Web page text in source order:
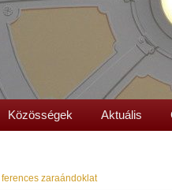
Közösségek Aktuális
ferences zaraándoklat